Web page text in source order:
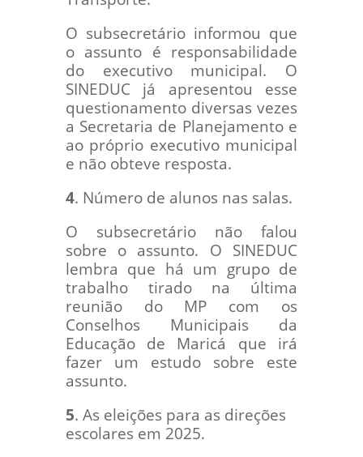
O subsecretário informou que
o assunto é responsabilidade
do executivo municipal. O
SINEDUC já apresentou esse
questionamento diversas vezes
a Secretaria de Planejamento e
ao próprio executivo municipal
e não obteve resposta.
4. Número de alunos nas salas.
O subsecretário não falou
sobre o assunto. O SINEDUC
lembra que há um grupo de
trabalho tirado na última
reunião do MP com os
Conselhos Municipais da
Educação de Maricá que irá
fazer um estudo sobre este
assunto.
5. As eleições para as direções
escolares em 2025.